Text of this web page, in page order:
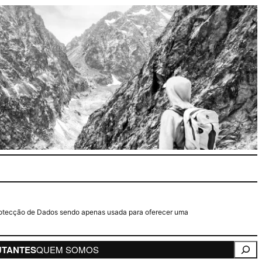
de Dados sendo apenas usada para oferecer uma
QUEM SOMOS